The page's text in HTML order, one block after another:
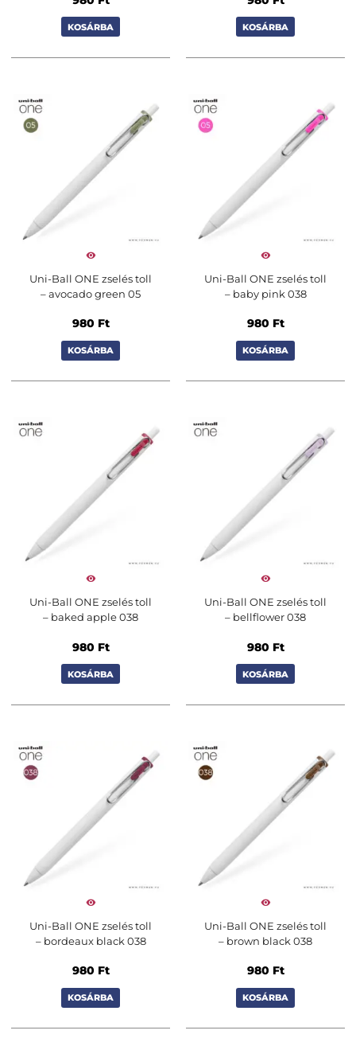
KOSÁRBA KOSÁRBA
Uni-Ball ONE zselés toll
– avocado green 05
980 Ft
KOSÁRBA
Uni-Ball ONE zselés toll
– baby pink 038
980 Ft
KOSÁRBA
Uni-Ball ONE zselés toll
– baked apple 038
980 Ft
KOSÁRBA
Uni-Ball ONE zselés toll
– bellflower 038
980 Ft
KOSÁRBA
Uni-Ball ONE zselés toll
– bordeaux black 038
980 Ft
KOSÁRBA
Uni-Ball ONE zselés toll
– brown black 038
980 Ft
KOSÁRBA